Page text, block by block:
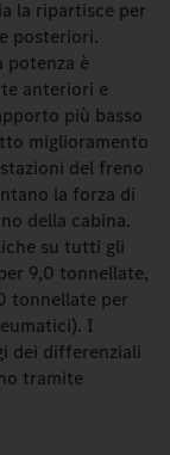
la ripartisce per
posteriori.
potenza è
anteriori e
più basso
miglioramento
del freno
la forza di
della cabina.
su tutti gli
9,0 tonnellate,
tonnellate per
I
dei differenziali
tramite